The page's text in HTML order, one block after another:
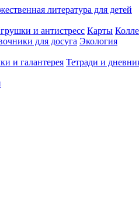
литература для детей
и антистресс Карты
для досуга Экология
и галантерея Тетради и